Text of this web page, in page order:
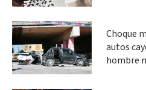
Choque
autos
hombre